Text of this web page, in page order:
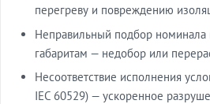
перегреву и повреждению
Неправильный подбор номинала
габаритам — недобор или
Несоответствие исполнения
IEC 60529) — ускоренное